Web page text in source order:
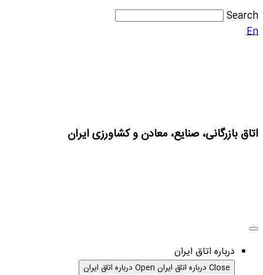
Search
En
اتاق بازرگانی، صنایع، معادن و کشاورزی ایران
درباره اتاق ایران
Close درباره اتاق ایران Open درباره اتاق ایران